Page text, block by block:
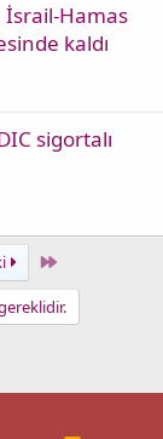
İsrail-Hamas
kaldı
sigortalı
Last